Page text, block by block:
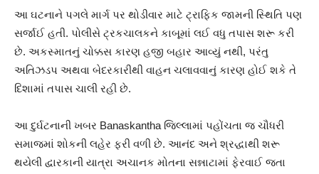
આ ઘટનાને પગલે માર્ગ પર થોડીવાર માટે ટ્રાફિક જામની સ્થિતિ પણ
સર્જાઈ હતી. પોલીસે ટ્રકચાલકને કાબૂમાં લઈ વધુ તપાસ શરૂ કરી
છે. અકસ્માતનું ચોક્કસ કારણ હજી બહાર આવ્યું નથી, પરંતુ
અતિઝડપ અથવા બેદરકારીથી વાહન ચલાવવાનું કારણ હોઈ શકે તે
દિશામાં તપાસ ચાલી રહી છે.
આ દુર્ઘટનાની ખબર Banaskantha જિલ્લામાં પહોંચતા જ ચૌધરી
સમાજમાં શોકની લહેર ફરી વળી છે. આનંદ અને શ્રદ્ધાથી શરૂ
થયેલી દ્વારકાની યાત્રા અચાનક મોતના સન્નાટામાં ફેરવાઈ જતા